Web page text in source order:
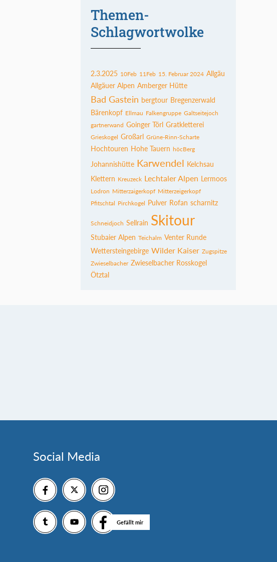
Themen-
Schlagwortwolke
2.3.2025 10Feb 11Feb 15. Februar 2024 Allgäu
Allgäuer Alpen Amberger Hütte
Bad Gastein bergtour Bregenzerwald
Bärenkopf Ellmau Falkengruppe Galtseitejoch
gartnerwand Goinger Törl Gratkletterei
Grieskogel Großarl Grüne-Rinn-Scharte
Hochtouren Hohe Tauern höcBerg
Johannishütte Karwendel Kelchsau
Klettern Kreuzeck Lechtaler Alpen Lermoos
Lodron Mitterzaigerkopf Mitterzeigerkopf
Pfitschtal Pirchkogel Pulver Rofan scharnitz
Schneidjoch Sellrain Skitour
Stubaier Alpen Teichalm Venter Runde
Wettersteingebirge Wilder Kaiser Zugspitze
Zwieselbacher Zwieselbacher Rosskogel
Ötztal
Social Media
Gefällt mir